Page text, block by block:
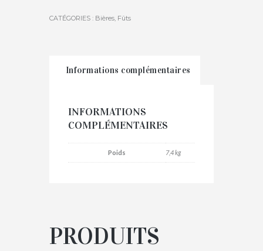
CATÉGORIES : Bières, Fûts
Informations complémentaires
INFORMATIONS
COMPLÉMENTAIRES
Poids 7,4 kg
PRODUITS